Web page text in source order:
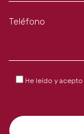
Teléfono
He leído y acepto